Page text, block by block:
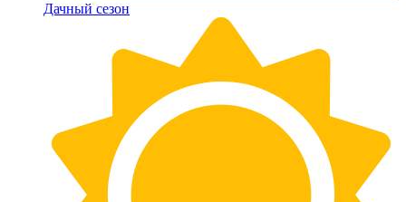
Дачный сезон